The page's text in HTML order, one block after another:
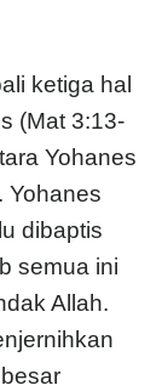
ketiga hal
(Mat 3:13-
Yohanes
Yohanes
dibaptis
semua ini
Allah.